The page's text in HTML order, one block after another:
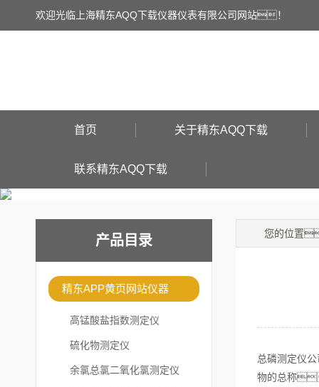
欢迎光临上海精东AQQ下载仪器仪表有限公司网站！
首页 关于精东AQQ下载
联系精东AQQ下载
产品目录
精东APP黄页网站仪器
高锰酸盐指数测定仪
硫化物测定仪
余氯总氯二氧化氯测定仪
您的位置
总磷测定仪
物的总称